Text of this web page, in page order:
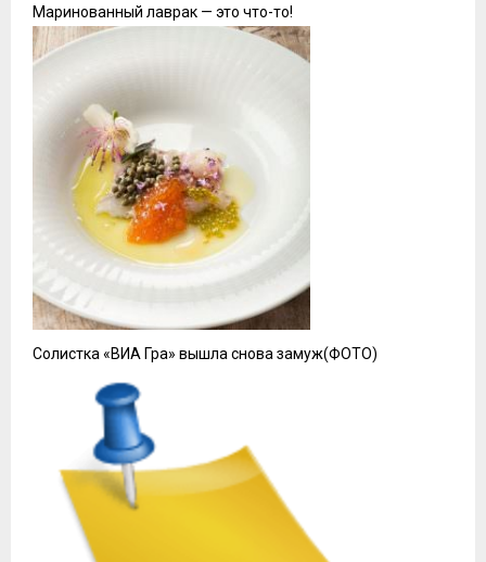
Маринованный лаврак — это что-то!
Солистка «ВИА Гра» вышла снова замуж(ФОТО)